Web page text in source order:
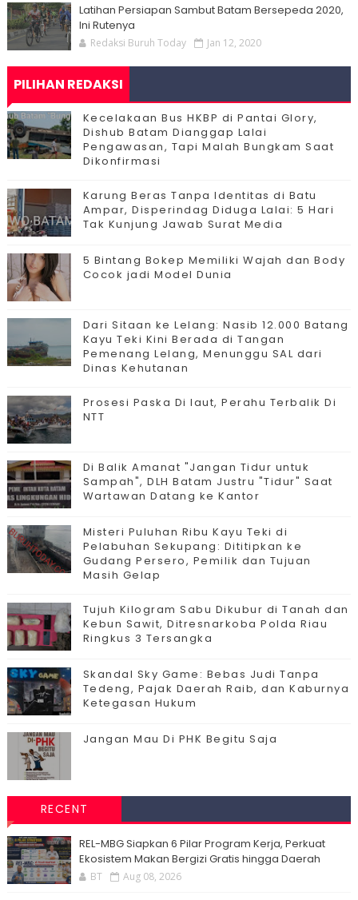
Latihan Persiapan Sambut Batam Bersepeda 2020,
Ini Rutenya
Redaksi Buruh Today Jan 12, 2020
PILIHAN REDAKSI
Kecelakaan Bus HKBP di Pantai Glory,
Dishub Batam Dianggap Lalai
Pengawasan, Tapi Malah Bungkam Saat
Dikonfirmasi
Karung Beras Tanpa Identitas di Batu
Ampar, Disperindag Diduga Lalai: 5 Hari
Tak Kunjung Jawab Surat Media
5 Bintang Bokep Memiliki Wajah dan Body
Cocok jadi Model Dunia
Dari Sitaan ke Lelang: Nasib 12.000 Batang
Kayu Teki Kini Berada di Tangan
Pemenang Lelang, Menunggu SAL dari
Dinas Kehutanan
Prosesi Paska Di laut, Perahu Terbalik Di
NTT
Di Balik Amanat "Jangan Tidur untuk
Sampah", DLH Batam Justru "Tidur" Saat
Wartawan Datang ke Kantor
Misteri Puluhan Ribu Kayu Teki di
Pelabuhan Sekupang: Dititipkan ke
Gudang Persero, Pemilik dan Tujuan
Masih Gelap
Tujuh Kilogram Sabu Dikubur di Tanah dan
Kebun Sawit, Ditresnarkoba Polda Riau
Ringkus 3 Tersangka
Skandal Sky Game: Bebas Judi Tanpa
Tedeng, Pajak Daerah Raib, dan Kaburnya
Ketegasan Hukum
Jangan Mau Di PHK Begitu Saja
RECENT
‎REL-MBG Siapkan 6 Pilar Program Kerja, Perkuat
Ekosistem Makan Bergizi Gratis hingga Daerah
BT Aug 08, 2026